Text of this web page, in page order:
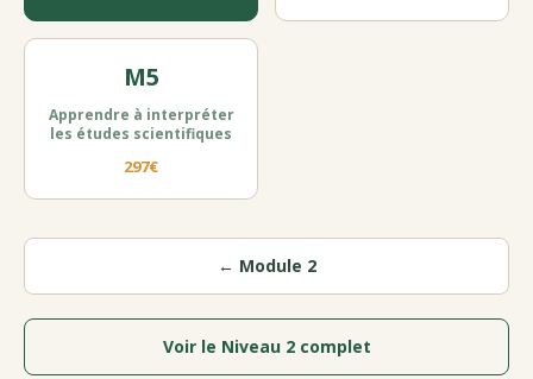
M5
Apprendre à interpréter
les études scientifiques
297€
← Module 2
Voir le Niveau 2 complet